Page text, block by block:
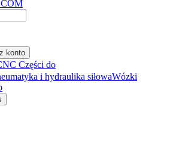
konto
Części do
i hydraulika siłowaWózki